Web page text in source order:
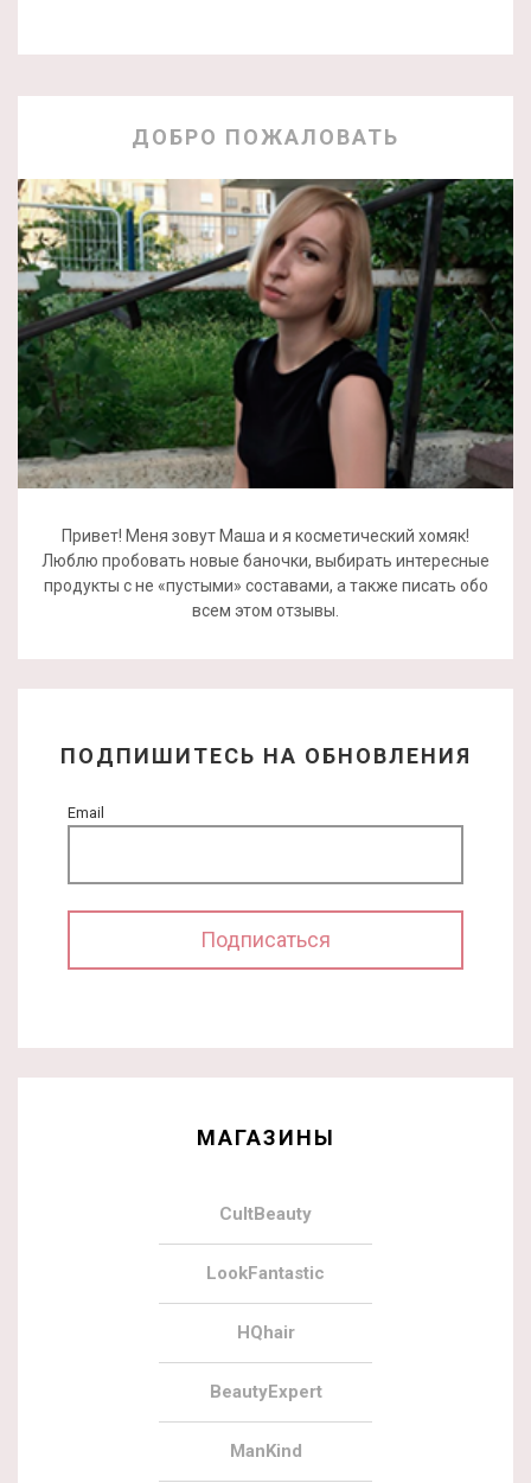
ДОБРО ПОЖАЛОВАТЬ
Привет! Меня зовут Маша и я косметический хомяк!
Люблю пробовать новые баночки, выбирать интересные
продукты с не «пустыми» составами, а также писать обо
всем этом отзывы.
ПОДПИШИТЕСЬ НА ОБНОВЛЕНИЯ
Email
МАГАЗИНЫ
CultBeauty
LookFantastic
HQhair
BeautyExpert
ManKind